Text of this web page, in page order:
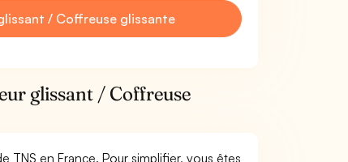
/ Coffreuse glissante
glissant / Coffreuse
TNS en France. Pour simplifier, vous êtes